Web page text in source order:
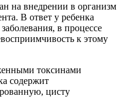
на внедрении в организм
В ответ у ребенка
в процессе
к этому
токсинами
содержит
цисту